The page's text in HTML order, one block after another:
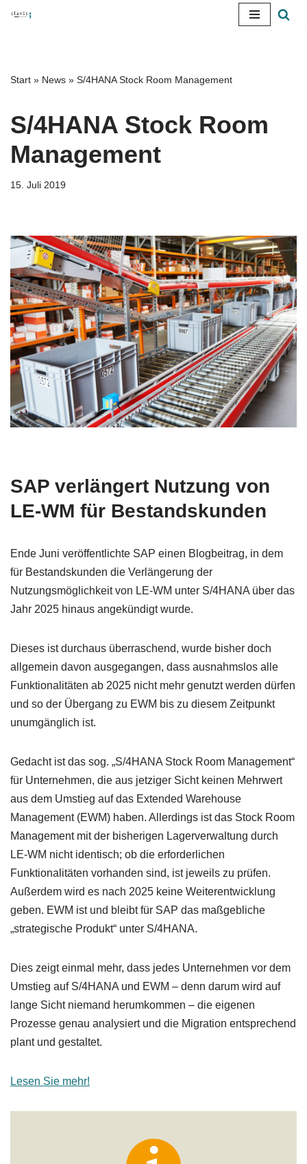
springen
Start » News » S/4HANA Stock Room Management
S/4HANA Stock Room
Management
15. Juli 2019
SAP verlängert Nutzung von
LE-WM für Bestandskunden
Ende Juni veröffentlichte SAP einen Blogbeitrag, in dem
für Bestandskunden die Verlängerung der
Nutzungsmöglichkeit von LE-WM unter S/4HANA über das
Jahr 2025 hinaus angekündigt wurde.
Dieses ist durchaus überraschend, wurde bisher doch
allgemein davon ausgegangen, dass ausnahmslos alle
Funktionalitäten ab 2025 nicht mehr genutzt werden dürfen
und so der Übergang zu EWM bis zu diesem Zeitpunkt
unumgänglich ist.
Gedacht ist das sog. „S/4HANA Stock Room Management“
für Unternehmen, die aus jetziger Sicht keinen Mehrwert
aus dem Umstieg auf das Extended Warehouse
Management (EWM) haben. Allerdings ist das Stock Room
Management mit der bisherigen Lagerverwaltung durch
LE-WM nicht identisch; ob die erforderlichen
Funktionalitäten vorhanden sind, ist jeweils zu prüfen.
Außerdem wird es nach 2025 keine Weiterentwicklung
geben. EWM ist und bleibt für SAP das maßgebliche
„strategische Produkt“ unter S/4HANA.
Dies zeigt einmal mehr, dass jedes Unternehmen vor dem
Umstieg auf S/4HANA und EWM – denn darum wird auf
lange Sicht niemand herumkommen – die eigenen
Prozesse genau analysiert und die Migration entsprechend
plant und gestaltet.
Lesen Sie mehr!